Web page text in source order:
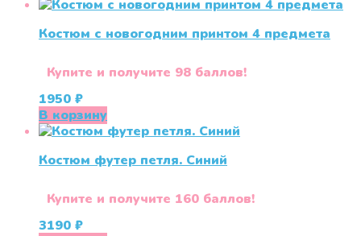
Костюм с новогодним принтом 4 предмета
Купите и получите 98 баллов!
1950 ₽
В корзину
Костюм футер петля. Синий
Купите и получите 160 баллов!
3190 ₽